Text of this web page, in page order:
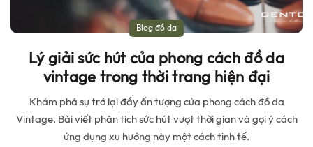
Blog đồ da
Lý giải sức hút của phong cách đồ da
vintage trong thời trang hiện đại
Khám phá sự trở lại đầy ấn tượng của phong cách đồ da
Vintage. Bài viết phân tích sức hút vượt thời gian và gợi ý cách
ứng dụng xu hướng này một cách tinh tế.